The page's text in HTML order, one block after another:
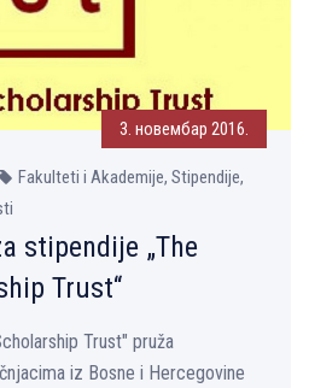
3. новембар 2016.
Fakulteti i Akademije, Stipendije,
stipendije „The
Trust“
Trust" pruža
iz Bosne i Hercegovine